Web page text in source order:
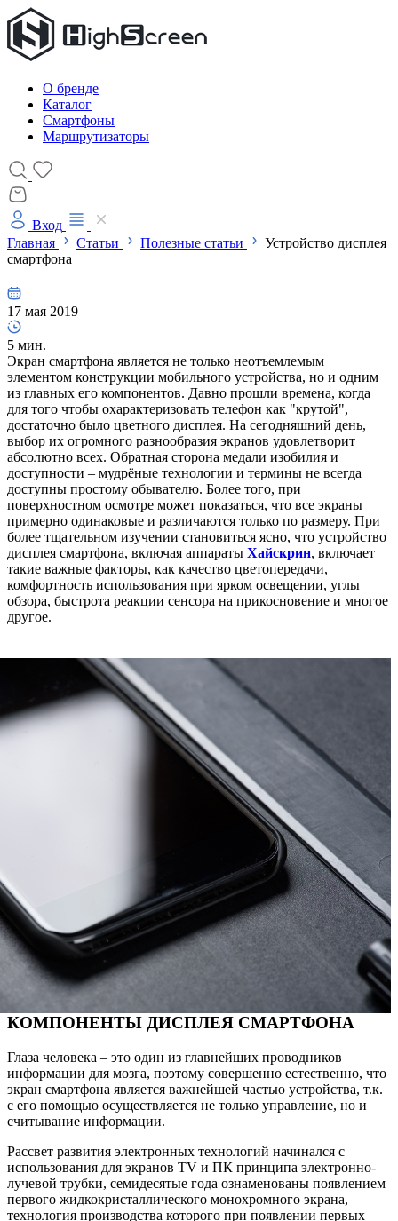
О бренде
Каталог
Смартфоны
Маршрутизаторы
Вход
Главная
Статьи Полезные статьи
Устройство дисплея
смартфона
17 мая 2019
5 мин.
Экран смартфона является не только неотъемлемым
элементом конструкции мобильного устройства, но и одним
из главных его компонентов. Давно прошли времена, когда
для того чтобы охарактеризовать телефон как "крутой",
достаточно было цветного дисплея. На сегодняшний день,
выбор их огромного разнообразия экранов удовлетворит
абсолютно всех. Обратная сторона медали изобилия и
доступности – мудрёные технологии и термины не всегда
доступны простому обывателю. Более того, при
поверхностном осмотре может показаться, что все экраны
примерно одинаковые и различаются только по размеру. При
более тщательном изучении становиться ясно, что устройство
дисплея смартфона, включая аппараты Хайскрин, включает
такие важные факторы, как качество цветопередачи,
комфортность использования при ярком освещении, углы
обзора, быстрота реакции сенсора на прикосновение и многое
другое.
КОМПОНЕНТЫ ДИСПЛЕЯ СМАРТФОНА
Глаза человека – это один из главнейших проводников
информации для мозга, поэтому совершенно естественно, что
экран смартфона является важнейшей частью устройства, т.к.
с его помощью осуществляется не только управление, но и
считывание информации.
Рассвет развития электронных технологий начинался с
использования для экранов TV и ПК принципа электронно-
лучевой трубки, семидесятые года ознаменованы появлением
первого жидкокристаллического монохромного экрана,
технология производства которого при появлении первых